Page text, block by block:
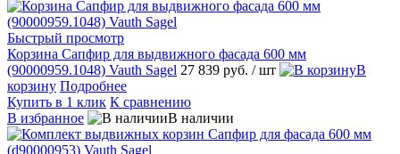
Быстрый просмотр
Корзина Сапфир для выдвижного фасада 600 мм
(90000959.1048) Vauth Sagel 27 839 руб. / шт
В
корзину Подробнее
Купить в 1 клик К сравнению
В избранное
В наличии